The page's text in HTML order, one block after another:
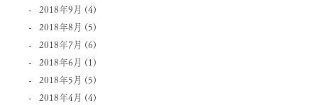
2018年9月 (4)
2018年8月 (5)
2018年7月 (6)
2018年6月 (1)
2018年5月 (5)
2018年4月 (4)